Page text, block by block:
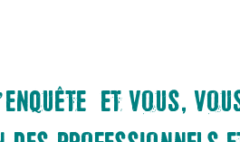
« ET VOUS,